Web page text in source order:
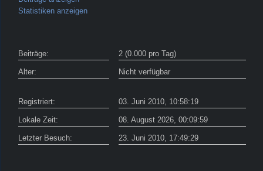
Statistiken anzeigen
Beiträge: 2 (0.000 pro Tag)
Alter: Nicht verfügbar
Registriert: 03. Juni 2010, 10:58:19
Lokale Zeit: 08. August 2026, 00:09:59
Letzter Besuch: 23. Juni 2010, 17:49:29